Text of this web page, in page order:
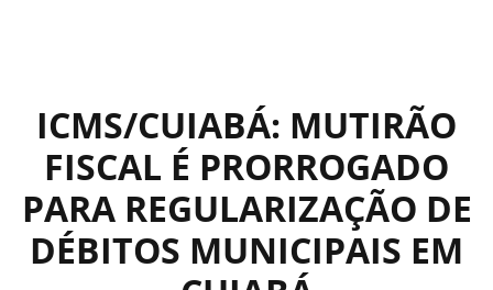
ICMS/CUIABÁ: MUTIRÃO
FISCAL É PRORROGADO
PARA REGULARIZAÇÃO DE
DÉBITOS MUNICIPAIS EM